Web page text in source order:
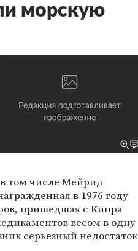
морскую
в том числе Мейрид
в 1976 году
пришедшая с Кипра
весом в одну
серьезный недостаток